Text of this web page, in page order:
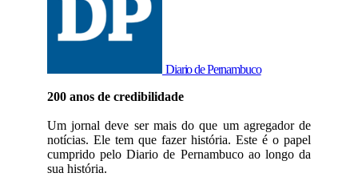
Diario de Pernambuco
200 anos de credibilidade
Um jornal deve ser mais do que um agregador de
notícias. Ele tem que fazer história. Este é o papel
cumprido pelo Diario de Pernambuco ao longo da
sua história.